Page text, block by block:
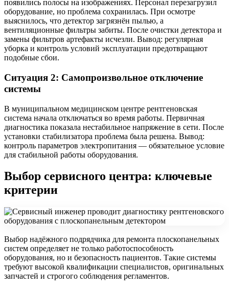
появились полосы на изображениях. Персонал перезагрузил
оборудование, но проблема сохранилась. При осмотре
выяснилось, что детектор загрязнён пылью, а
вентиляционные фильтры забиты. После очистки детектора и
замены фильтров артефакты исчезли. Вывод: регулярная
уборка и контроль условий эксплуатации предотвращают
подобные сбои.
Ситуация 2: Самопроизвольное отключение
системы
В муниципальном медицинском центре рентгеновская
система начала отключаться во время работы. Первичная
диагностика показала нестабильное напряжение в сети. После
установки стабилизатора проблема была решена. Вывод:
контроль параметров электропитания — обязательное условие
для стабильной работы оборудования.
Выбор сервисного центра: ключевые
критерии
Выбор надёжного подрядчика для ремонта плоскопанельных
систем определяет не только работоспособность
оборудования, но и безопасность пациентов. Такие системы
требуют высокой квалификации специалистов, оригинальных
запчастей и строгого соблюдения регламентов.